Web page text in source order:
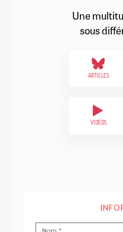
Une
sous
ARTICLES
VIDÉOS